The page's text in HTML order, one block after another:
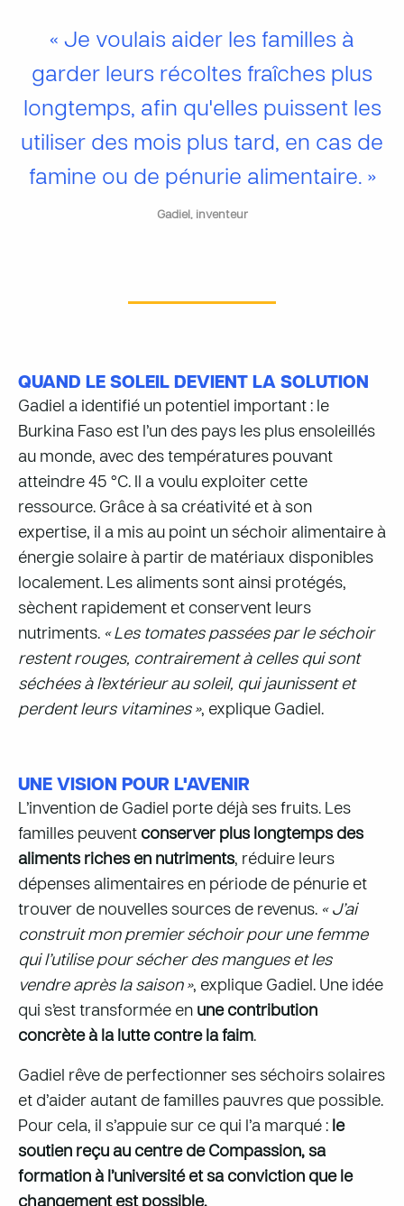
« Je voulais aider les familles à
garder leurs récoltes fraîches plus
longtemps, afin qu'elles puissent les
utiliser des mois plus tard, en cas de
famine ou de pénurie alimentaire. »
Gadiel, inventeur
QUAND LE SOLEIL DEVIENT LA SOLUTION
Gadiel a identifié un potentiel important : le
Burkina Faso est l’un des pays les plus ensoleillés
au monde, avec des températures pouvant
atteindre 45 °C. Il a voulu exploiter cette
ressource. Grâce à sa créativité et à son
expertise, il a mis au point un séchoir alimentaire à
énergie solaire à partir de matériaux disponibles
localement. Les aliments sont ainsi protégés,
sèchent rapidement et conservent leurs
nutriments. « Les tomates passées par le séchoir
restent rouges, contrairement à celles qui sont
séchées à l’extérieur au soleil, qui jaunissent et
perdent leurs vitamines », explique Gadiel.
UNE VISION POUR L'AVENIR
L’invention de Gadiel porte déjà ses fruits. Les
familles peuvent conserver plus longtemps des
aliments riches en nutriments, réduire leurs
dépenses alimentaires en période de pénurie et
trouver de nouvelles sources de revenus. « J’ai
construit mon premier séchoir pour une femme
qui l’utilise pour sécher des mangues et les
vendre après la saison », explique Gadiel. Une idée
qui s’est transformée en une contribution
concrète à la lutte contre la faim.
Gadiel rêve de perfectionner ses séchoirs solaires
et d’aider autant de familles pauvres que possible.
Pour cela, il s’appuie sur ce qui l’a marqué : le
soutien reçu au centre de Compassion, sa
formation à l’université et sa conviction que le
changement est possible.